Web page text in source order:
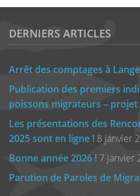
DERNIERS ARTICLES
Arrêt des comptages à
Publication des premiers
poissons migrateurs – projet
Les présentations des
2025 sont en ligne ! 8 janvier
Bonne année 2026 ! 7 janvier
Parution de Paroles de